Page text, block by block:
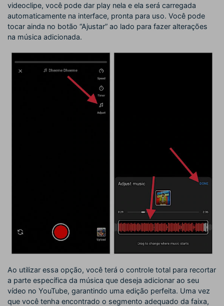
videoclipe, você pode dar play nela e ela será carregada
automaticamente na interface, pronta para uso. Você pode
tocar ainda no botão “Ajustar” ao lado para fazer alterações
na música adicionada.
Ao utilizar essa opção, você terá o controle total para recortar
a parte específica da música que deseja adicionar ao seu
vídeo no YouTube, garantindo uma edição perfeita. Uma vez
que você tenha encontrado o segmento adequado da faixa,